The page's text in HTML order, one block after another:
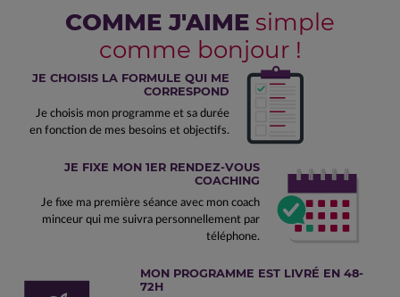
COMME J'AIME simple
comme bonjour !
JE CHOISIS LA FORMULE QUI ME
CORRESPOND
Je choisis mon programme et sa durée
en fonction de mes besoins et objectifs.
JE FIXE MON 1ER RENDEZ-VOUS
COACHING
Je fixe ma première séance avec mon coach
minceur qui me suivra personnellement par
téléphone.
MON PROGRAMME EST LIVRÉ EN 48-
72H